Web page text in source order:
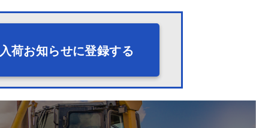
入荷お知らせに登録する